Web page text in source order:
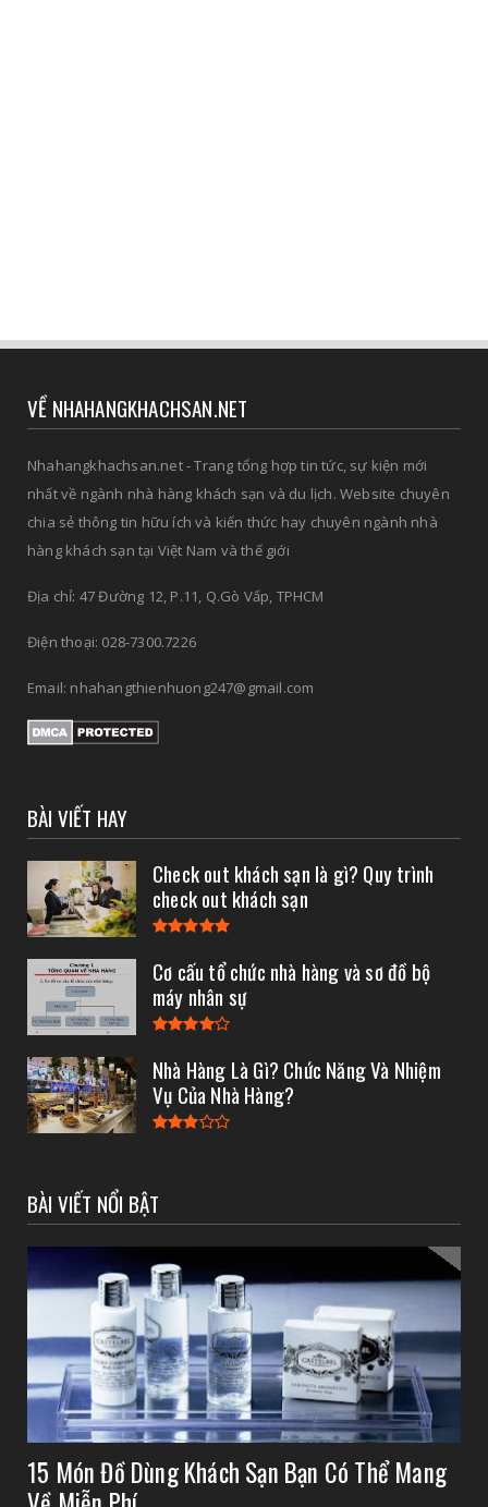
VỀ NHAHANGKHACHSAN.NET
Nhahangkhachsan.net - Trang tổng hợp tin tức, sự kiện mới
nhất về ngành nhà hàng khách sạn và du lịch. Website chuyên
chia sẻ thông tin hữu ích và kiến thức hay chuyên ngành nhà
hàng khách sạn tại Việt Nam và thế giới
Địa chỉ: 47 Đường 12, P.11, Q.Gò Vấp, TPHCM
Điện thoại: 028-7300.7226
Email: nhahangthienhuong247@gmail.com
BÀI VIẾT HAY
Check out khách sạn là gì? Quy trình
check out khách sạn
Cơ cấu tổ chức nhà hàng và sơ đồ bộ
máy nhân sự
Nhà Hàng Là Gì? Chức Năng Và Nhiệm
Vụ Của Nhà Hàng?
BÀI VIẾT NỔI BẬT
15 Món Đồ Dùng Khách Sạn Bạn Có Thể Mang